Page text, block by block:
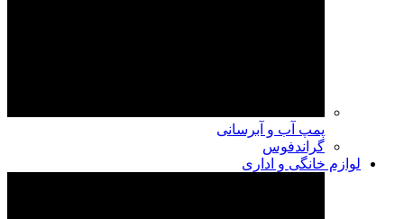
پمپ آب و آبرسانی
گراندفوس
لوازم خانگی و اداری